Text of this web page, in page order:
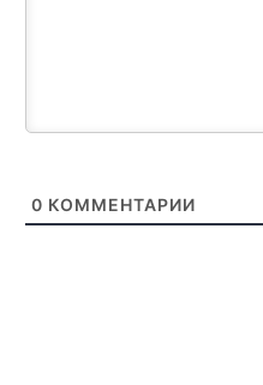
0 КОММЕНТАРИИ